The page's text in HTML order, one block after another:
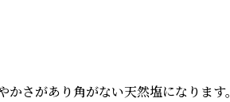
さがあり角がない天然塩になります。